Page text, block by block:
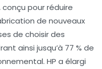
pour réduire
de nouveaux
de choisir des
ainsi jusqu’à 77 % de
HP a élargi